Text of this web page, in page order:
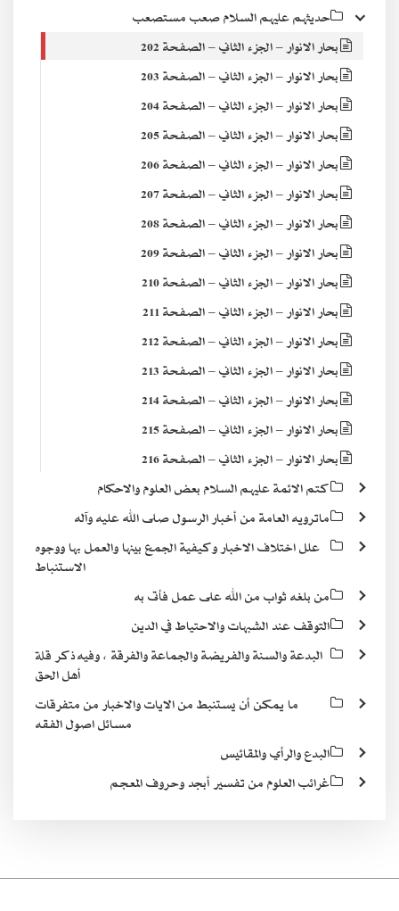
حديثهم عليهم السلام صعب مستصعب
بحار الانوار – الجزء الثاني – الصفحة 202
بحار الانوار – الجزء الثاني – الصفحة 203
بحار الانوار – الجزء الثاني – الصفحة 204
بحار الانوار – الجزء الثاني – الصفحة 205
بحار الانوار – الجزء الثاني – الصفحة 206
بحار الانوار – الجزء الثاني – الصفحة 207
بحار الانوار – الجزء الثاني – الصفحة 208
بحار الانوار – الجزء الثاني – الصفحة 209
بحار الانوار – الجزء الثاني – الصفحة 210
بحار الانوار – الجزء الثاني – الصفحة 211
بحار الانوار – الجزء الثاني – الصفحة 212
بحار الانوار – الجزء الثاني – الصفحة 213
بحار الانوار – الجزء الثاني – الصفحة 214
بحار الانوار – الجزء الثاني – الصفحة 215
بحار الانوار – الجزء الثاني – الصفحة 216
كتم الائمة عليهم السلام بعض العلوم والاحكام
ماترويه العامة من أخبار الرسول صلى الله عليه وآله
علل اختلاف الاخبار وكيفية الجمع بينها والعمل بها ووجوه
الاستنباط
من بلغه ثواب من الله على عمل فأتى به
التوقف عند الشبهات والاحتياط في الدين
البدعة والسنة والفريضة والجماعة والفرقة ، وفيه ذكر قلة
أهل الحق
ما يمكن أن يستنبط من الايات والاخبار من متفرقات
مسائل اصول الفقه
البدع والرأي والمقائيس
غرائب العلوم من تفسير أبجد وحروف المعجم